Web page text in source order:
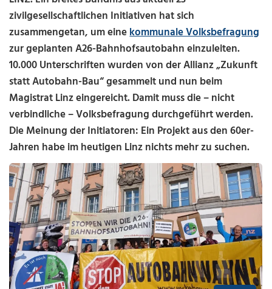
zivilgesellschaftlichen Initiativen hat sich
zusammengetan, um einekommunale Volksbefragung
zur geplanten A26-Bahnhofsautobahn einzuleiten.
10.000 Unterschriften wurden von der Allianz „Zukunft
statt Autobahn-Bau“ gesammelt und nun beim
Magistrat Linz eingereicht. Damit muss die – nicht
verbindliche – Volksbefragung durchgeführt werden.
Die Meinung der Initiatoren: Ein Projekt aus den 60er-
Jahren habe im heutigen Linz nichts mehr zu suchen.